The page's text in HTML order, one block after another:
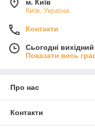
м. Київ
Київ, Україна
Контакти
Сьогодні вихідний
Показати весь
Про нас
Контакти